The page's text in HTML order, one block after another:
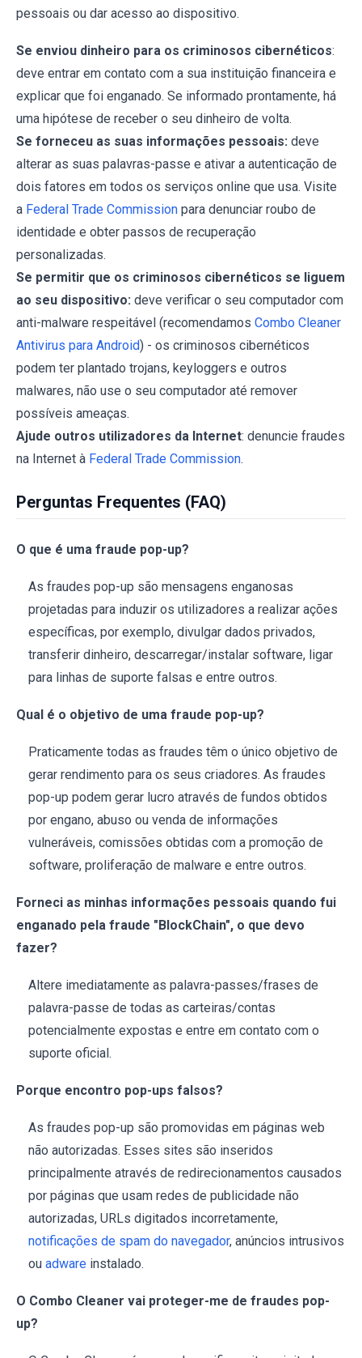
pessoais ou dar acesso ao dispositivo.
Se enviou dinheiro para os criminosos cibernéticos:
deve entrar em contato com a sua instituição financeira e
explicar que foi enganado. Se informado prontamente, há
uma hipótese de receber o seu dinheiro de volta.
Se forneceu as suas informações pessoais: deve
alterar as suas palavras-passe e ativar a autenticação de
dois fatores em todos os serviços online que usa. Visite
a Federal Trade Commission para denunciar roubo de
identidade e obter passos de recuperação
personalizadas.
Se permitir que os criminosos cibernéticos se liguem
ao seu dispositivo: deve verificar o seu computador com
anti-malware respeitável (recomendamos Combo Cleaner
Antivirus para Android) - os criminosos cibernéticos
podem ter plantado trojans, keyloggers e outros
malwares, não use o seu computador até remover
possíveis ameaças.
Ajude outros utilizadores da Internet: denuncie fraudes
na Internet à Federal Trade Commission.
Perguntas Frequentes (FAQ)
O que é uma fraude pop-up?
As fraudes pop-up são mensagens enganosas
projetadas para induzir os utilizadores a realizar ações
específicas, por exemplo, divulgar dados privados,
transferir dinheiro, descarregar/instalar software, ligar
para linhas de suporte falsas e entre outros.
Qual é o objetivo de uma fraude pop-up?
Praticamente todas as fraudes têm o único objetivo de
gerar rendimento para os seus criadores. As fraudes
pop-up podem gerar lucro através de fundos obtidos
por engano, abuso ou venda de informações
vulneráveis, comissões obtidas com a promoção de
software, proliferação de malware e entre outros.
Forneci as minhas informações pessoais quando fui
enganado pela fraude "BlockChain", o que devo
fazer?
Altere imediatamente as palavra-passes/frases de
palavra-passe de todas as carteiras/contas
potencialmente expostas e entre em contato com o
suporte oficial.
Porque encontro pop-ups falsos?
As fraudes pop-up são promovidas em páginas web
não autorizadas. Esses sites são inseridos
principalmente através de redirecionamentos causados
por páginas que usam redes de publicidade não
autorizadas, URLs digitados incorretamente,
notificações de spam do navegador, anúncios intrusivos
ou adware instalado.
O Combo Cleaner vai proteger-me de fraudes pop-
up?